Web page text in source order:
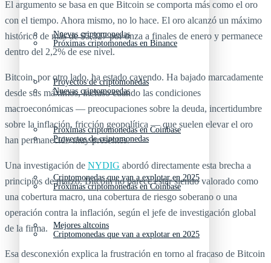
Nuevas criptomonedas
Proyectos de criptomonedas
Próximas criptomonedas en Coinbase
Criptomonedas que van a explotar en 2025
Mejores altcoins
Próximas criptomonedas en Binance
Nuevas criptomonedas
Proyectos de criptomonedas
Próximas criptomonedas en Coinbase
Criptomonedas que van a explotar en 2025
El argumento se basa en que Bitcoin se comporta más como el oro
con el tiempo. Ahora mismo, no lo hace. El oro alcanzó un máximo
histórico de más de $5,327 por onza a finales de enero y permanece
dentro del 2,2% de ese nivel.
Bitcoin, por otro lado, ha estado cayendo. Ha bajado marcadamente
desde sus máximos, incluso cuando las condiciones
macroeconómicas — preocupaciones sobre la deuda, incertidumbre
sobre la inflación, fricción geopolítica — que suelen elevar el oro
han permanecido muy presentes.
Una investigación de NYDIG abordó directamente esta brecha a
principios de marzo. Bitcoin no parece estar siendo valorado como
una cobertura macro, una cobertura de riesgo soberano o una
operación contra la inflación, según el jefe de investigación global
de la firma.
Esa desconexión explica la frustración en torno al fracaso de Bitcoin